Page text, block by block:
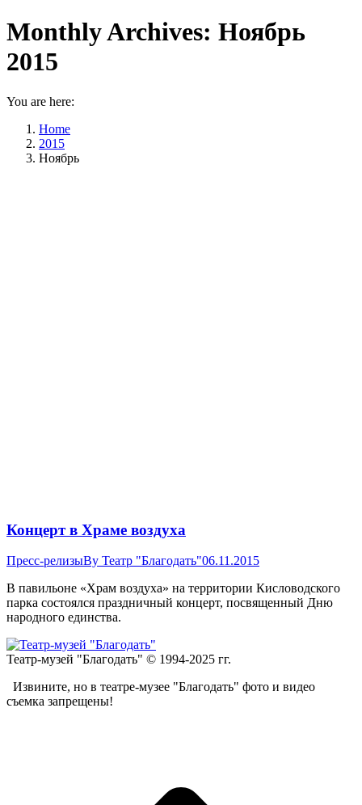
Monthly Archives: Ноябрь
2015
You are here:
Home
2015
Ноябрь
Концерт в Храме воздуха
Пресс-релизыBy Театр "Благодать"06.11.2015
В павильоне «Храм воздуха» на территории Кисловодского
парка состоялся праздничный концерт, посвященный Дню
народного единства.
Театр-музей "Благодать" © 1994-2025 гг.
Извините, но в театре-музее "Благодать" фото и видео
съемка запрещены!